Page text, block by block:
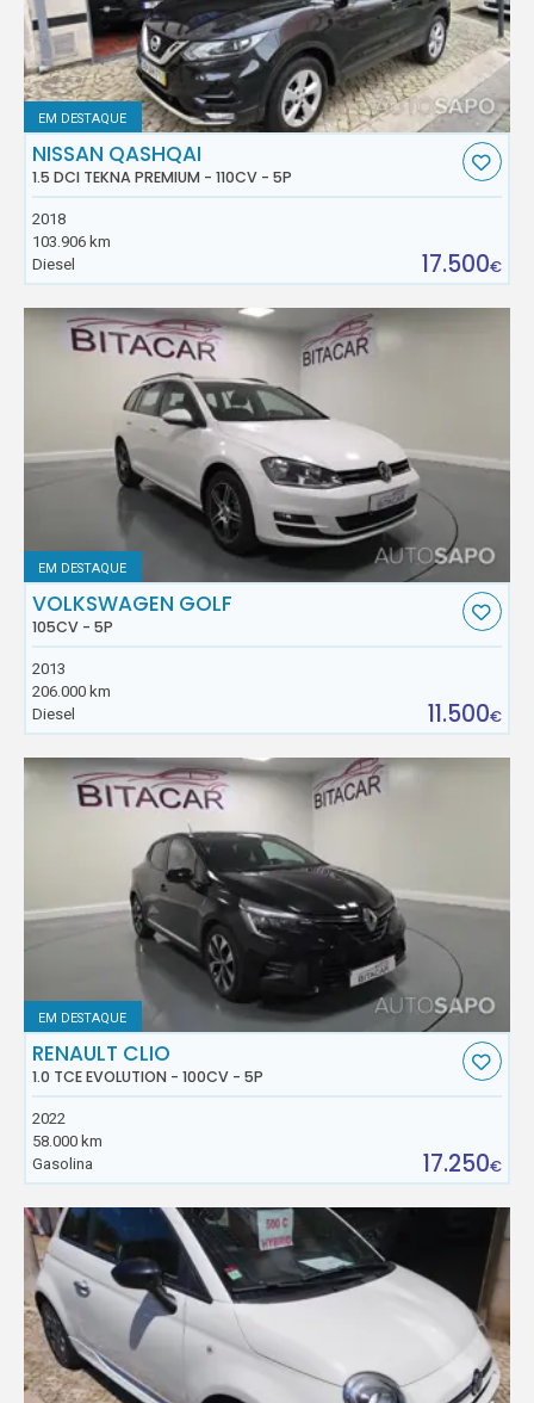
EM DESTAQUE
NISSAN QASHQAI
1.5 DCI TEKNA PREMIUM - 110CV - 5P
2018
103.906 km
Diesel
17.500€
EM DESTAQUE
VOLKSWAGEN GOLF
105CV - 5P
2013
206.000 km
Diesel
11.500€
EM DESTAQUE
RENAULT CLIO
1.0 TCE EVOLUTION - 100CV - 5P
2022
58.000 km
Gasolina
17.250€